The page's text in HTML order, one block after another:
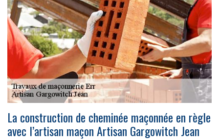
La construction de cheminée maçonnée en règle
avec l’artisan maçon Artisan Gargowitch Jean